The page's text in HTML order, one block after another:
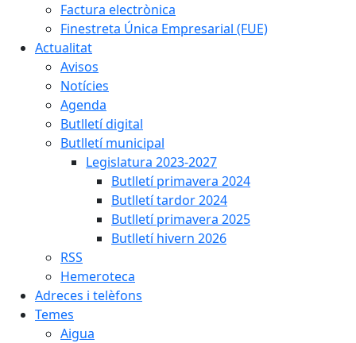
Factura electrònica
Finestreta Única Empresarial (FUE)
Actualitat
Avisos
Notícies
Agenda
Butlletí digital
Butlletí municipal
Legislatura 2023-2027
Butlletí primavera 2024
Butlletí tardor 2024
Butlletí primavera 2025
Butlletí hivern 2026
RSS
Hemeroteca
Adreces i telèfons
Temes
Aigua